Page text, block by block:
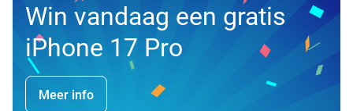
Win vandaag een gratis
iPhone 17 Pro
Meer info